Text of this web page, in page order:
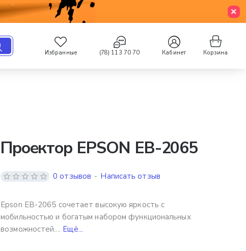
Избранные (78) 113 70 70 Кабинет Корзина
Проектор EPSON EB-2065
Epson EB-2065 сочетает высокую яркость с
мобильностью и богатым набором функциональных
возможностей.... Ещё...
0 отзывов - Написать отзыв